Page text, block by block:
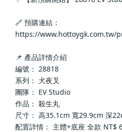
🔗 預購連結：
https://www.hottoygk.com.tw/
📌 產品詳情介紹
編號： 28818
系列： 犬夜叉
團隊： EV Studio
作品： 殺生丸
尺寸： 高35.1cm 寬29.9cm 深
配置詳情： 主體+底座 全款 NT$